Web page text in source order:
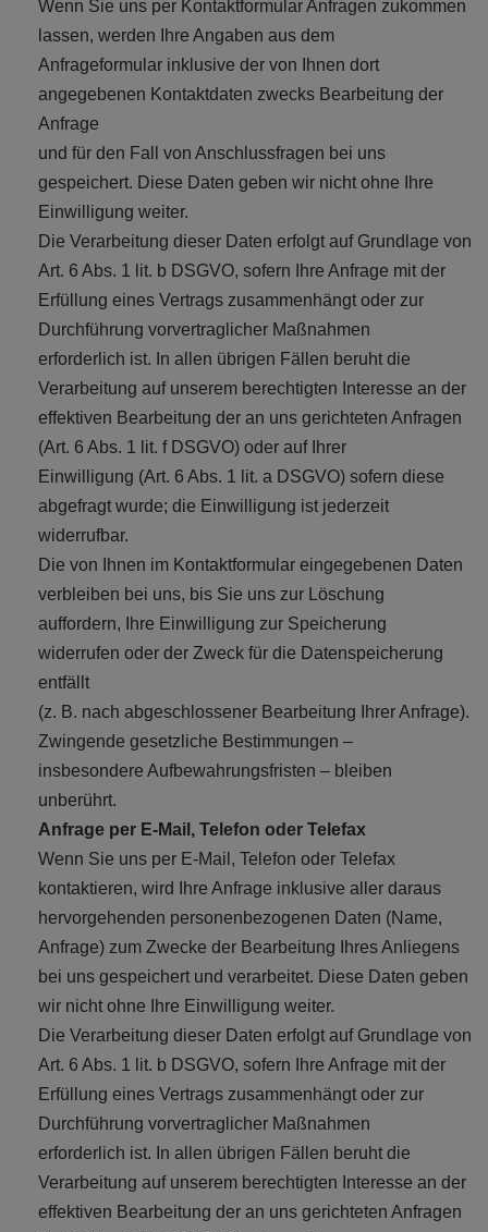
Wenn Sie uns per Kontaktformular Anfragen zukommen
lassen, werden Ihre Angaben aus dem
Anfrageformular inklusive der von Ihnen dort
angegebenen Kontaktdaten zwecks Bearbeitung der
Anfrage
und für den Fall von Anschlussfragen bei uns
gespeichert. Diese Daten geben wir nicht ohne Ihre
Einwilligung weiter.
Die Verarbeitung dieser Daten erfolgt auf Grundlage von
Art. 6 Abs. 1 lit. b DSGVO, sofern Ihre Anfrage mit der
Erfüllung eines Vertrags zusammenhängt oder zur
Durchführung vorvertraglicher Maßnahmen
erforderlich ist. In allen übrigen Fällen beruht die
Verarbeitung auf unserem berechtigten Interesse an der
effektiven Bearbeitung der an uns gerichteten Anfragen
(Art. 6 Abs. 1 lit. f DSGVO) oder auf Ihrer
Einwilligung (Art. 6 Abs. 1 lit. a DSGVO) sofern diese
abgefragt wurde; die Einwilligung ist jederzeit
widerrufbar.
Die von Ihnen im Kontaktformular eingegebenen Daten
verbleiben bei uns, bis Sie uns zur Löschung
auffordern, Ihre Einwilligung zur Speicherung
widerrufen oder der Zweck für die Datenspeicherung
entfällt
(z. B. nach abgeschlossener Bearbeitung Ihrer Anfrage).
Zwingende gesetzliche Bestimmungen –
insbesondere Aufbewahrungsfristen – bleiben
unberührt.
Anfrage per E-Mail, Telefon oder Telefax
Wenn Sie uns per E-Mail, Telefon oder Telefax
kontaktieren, wird Ihre Anfrage inklusive aller daraus
hervorgehenden personenbezogenen Daten (Name,
Anfrage) zum Zwecke der Bearbeitung Ihres Anliegens
bei uns gespeichert und verarbeitet. Diese Daten geben
wir nicht ohne Ihre Einwilligung weiter.
Die Verarbeitung dieser Daten erfolgt auf Grundlage von
Art. 6 Abs. 1 lit. b DSGVO, sofern Ihre Anfrage mit der
Erfüllung eines Vertrags zusammenhängt oder zur
Durchführung vorvertraglicher Maßnahmen
erforderlich ist. In allen übrigen Fällen beruht die
Verarbeitung auf unserem berechtigten Interesse an der
effektiven Bearbeitung der an uns gerichteten Anfragen